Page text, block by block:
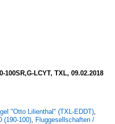
LCYT, TXL, 09.02.2018
"Otto Lilienthal" (TXL-EDDT),
(190-100), Fluggesellschaften /